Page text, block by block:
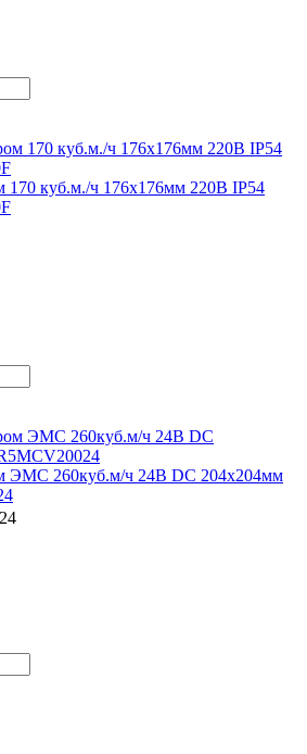
170 куб.м./ч 176x176мм 220В IP54
ЭМС 260куб.м/ч 24В DC 204х204мм